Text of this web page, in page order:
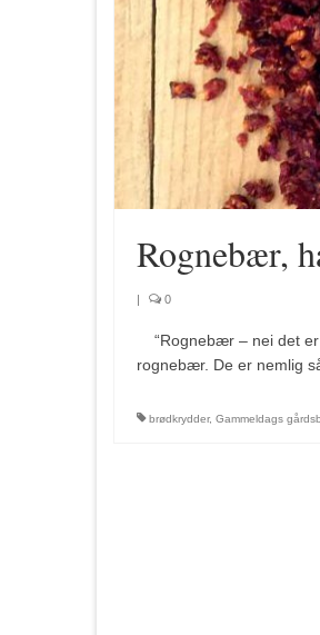
Rognebær,
0
“Rognebær – nei det er
rognebær. De er nemlig
brødkrydder, Gammeldags